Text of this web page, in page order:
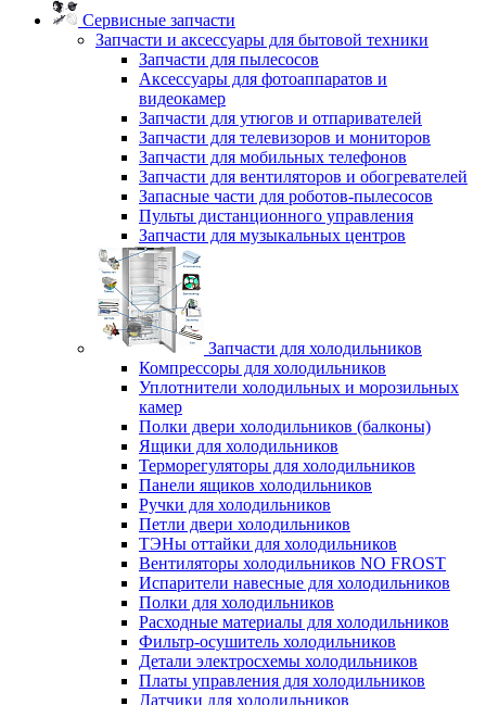
Сервисные запчасти
Запчасти и аксессуары для бытовой техники
Запчасти для пылесосов
Аксессуары для фотоаппаратов и
видеокамер
Запчасти для утюгов и отпаривателей
Запчасти для телевизоров и мониторов
Запчасти для мобильных телефонов
Запчасти для вентиляторов и обогревателей
Запасные части для роботов-пылесосов
Пульты дистанционного управления
Запчасти для музыкальных центров
Запчасти для холодильников
Компрессоры для холодильников
Уплотнители холодильных и морозильных
камер
Полки двери холодильников (балконы)
Ящики для холодильников
Терморегуляторы для холодильников
Панели ящиков холодильников
Ручки для холодильников
Петли двери холодильников
ТЭНы оттайки для холодильников
Вентиляторы холодильников NO FROST
Испарители навесные для холодильников
Полки для холодильников
Расходные материалы для холодильников
Фильтр-осушитель холодильников
Детали электросхемы холодильников
Платы управления для холодильников
Датчики для холодильников